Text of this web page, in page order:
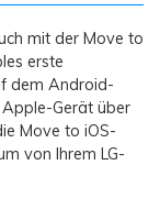
mit der Move to
erste
dem Android-
Gerät über
Move to iOS-
von Ihrem LG-